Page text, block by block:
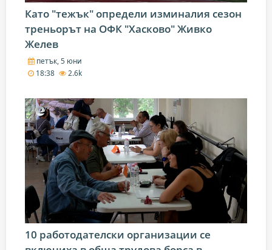
Като "тежък" определи изминалия сезон
треньорът на ОФК "Хасково" Живко
Желев
петък, 5 юни
18:38
2.6k
10 работодателски организации се